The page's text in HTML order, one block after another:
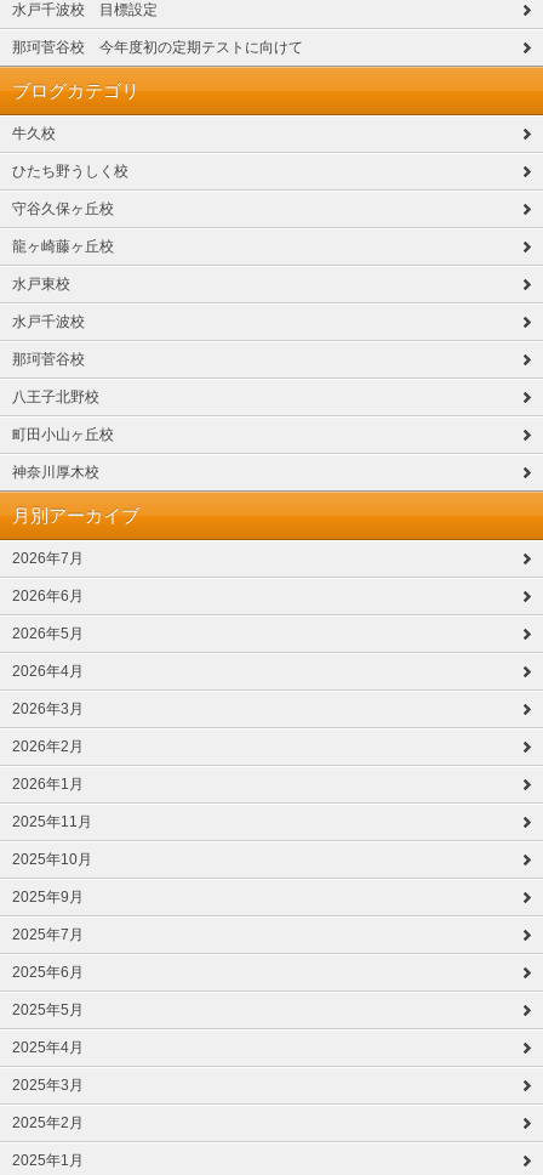
水戸千波校 目標設定
那珂菅谷校 今年度初の定期テストに向けて
ブログカテゴリ
牛久校
ひたち野うしく校
守谷久保ヶ丘校
龍ヶ崎藤ヶ丘校
水戸東校
水戸千波校
那珂菅谷校
八王子北野校
町田小山ヶ丘校
神奈川厚木校
月別アーカイブ
2026年7月
2026年6月
2026年5月
2026年4月
2026年3月
2026年2月
2026年1月
2025年11月
2025年10月
2025年9月
2025年7月
2025年6月
2025年5月
2025年4月
2025年3月
2025年2月
2025年1月